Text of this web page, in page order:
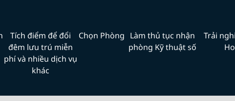
Tích điểm để đổi
đêm lưu trú miễn
phí và nhiều dịch vụ
khác
Chọn Phòng Làm thủ tục nhận
phòng Kỹ thuật số
Trải